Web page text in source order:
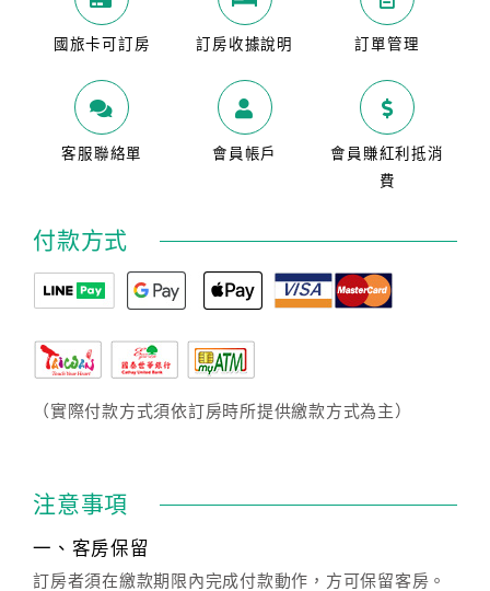
國旅卡可訂房 訂房收據說明 訂單管理
客服聯絡單 會員帳戶
會員賺紅利抵消
費
付款方式
（實際付款方式須依訂房時所提供繳款方式為主）
注意事項
一、客房保留
訂房者須在繳款期限內完成付款動作，方可保留客房。